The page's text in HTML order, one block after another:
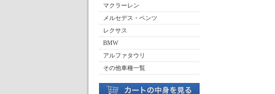
マクラーレン
メルセデス・ベンツ
レクサス
BMW
アルファタウリ
その他車種一覧